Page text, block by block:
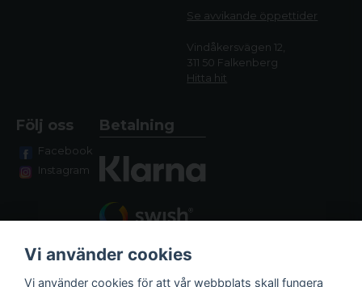
Se avvikande öppettider
Vindåkersvägen 12,
311 50 Falkenberg
Hitta hit
Följ oss
Facebook
Instagram
Betalning
Vi använder cookies
Vi använder cookies för att vår webbplats skall fungera